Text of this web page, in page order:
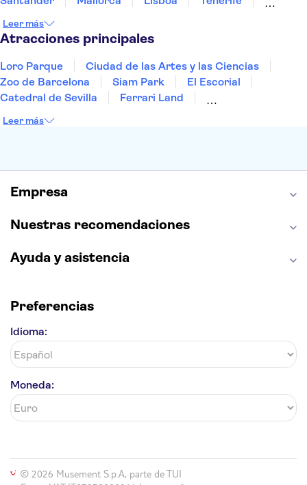
Bilbao
Menorca Granada
Leer más
Atracciones principales
Loro Parque
Ciudad de las Artes y las Ciencias
Zoo de Barcelona
Siam Park
El Escorial
Catedral de Sevilla
Ferrari Land
Montserrat
Parque Warner
Leer más
Empresa
Nuestras recomendaciones
Ayuda y asistencia
Preferencias
Idioma:
Moneda:
© 2026 Musement S.p.A, parte de TUI